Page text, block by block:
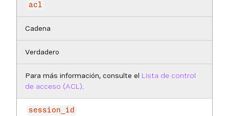
acl
Cadena
Verdadero
Para más información, consulte el Lista de control
de acceso (ACL)
session_id